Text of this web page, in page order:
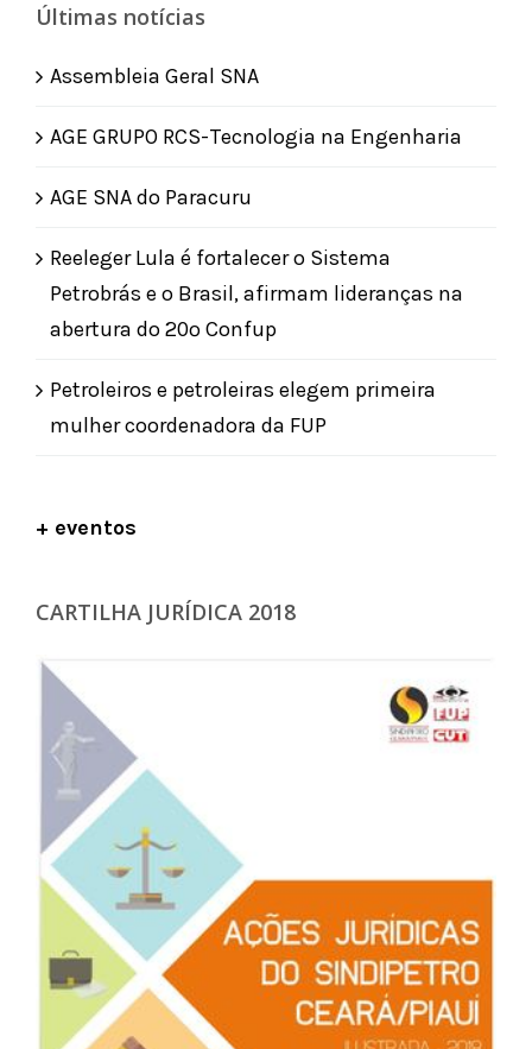
Últimas notícias
Assembleia Geral SNA
AGE GRUPO RCS-Tecnologia na Engenharia
AGE SNA do Paracuru
Reeleger Lula é fortalecer o Sistema
Petrobrás e o Brasil, afirmam lideranças na
abertura do 20º Confup
Petroleiros e petroleiras elegem primeira
mulher coordenadora da FUP
+ eventos
CARTILHA JURÍDICA 2018